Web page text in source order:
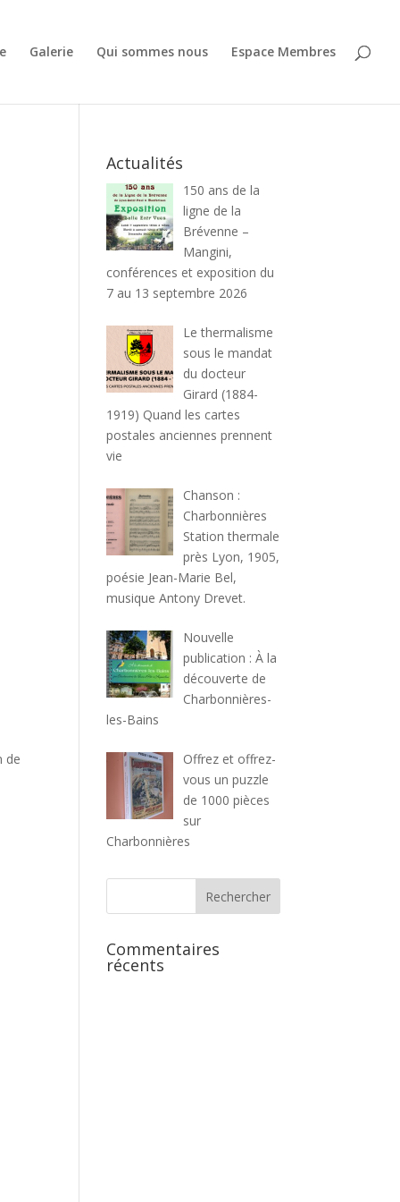
Galerie Qui sommes nous Espace Membres
de
Actualités
150 ans de la
ligne de la
Brévenne –
Mangini,
conférences et exposition du
7 au 13 septembre 2026
Le thermalisme
sous le mandat
du docteur
Girard (1884-
1919) Quand les cartes
postales anciennes prennent
vie
Chanson :
Charbonnières
Station thermale
près Lyon, 1905,
poésie Jean-Marie Bel,
musique Antony Drevet.
Nouvelle
publication : À la
découverte de
Charbonnières-
les-Bains
Offrez et offrez-
vous un puzzle
de 1000 pièces
sur
Charbonnières
Commentaires
récents